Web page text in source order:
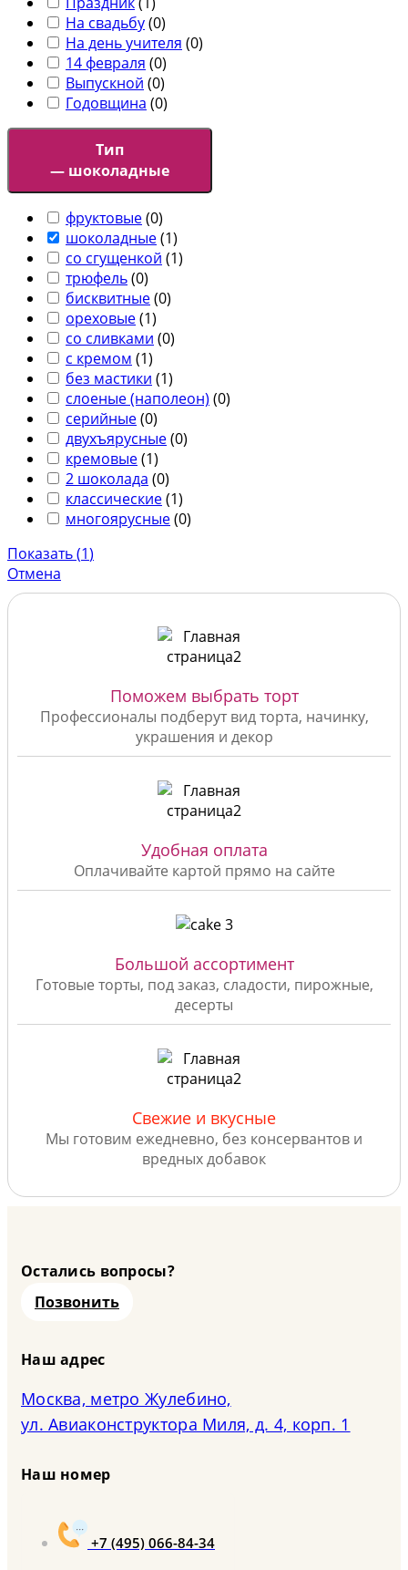
На свадьбу(0)
На день учителя (0)
14 февраля (0)
Выпускной (0)
Годовщина (0)
Тип
— шоколадные
фруктовые(0)
шоколадные(1)
со сгущенкой (1)
трюфель(0)
бисквитные(0)
ореховые(1)
со сливками (0)
с кремом (1)
без мастики (1)
слоеные (наполеон) (0)
серийные(0)
двухъярусные(0)
кремовые(1)
2 шоколада (0)
классические(1)
многоярусные(0)
Показать(1)
Отмена
Поможем выбрать торт
Профессионалы подберут вид торта, начинку,
украшения и декор
Удобная оплата
Оплачивайте картой прямо на сайте
Большой ассортимент
Готовые торты, под заказ, сладости, пирожные,
десерты
Свежие и вкусные
Мы готовим ежедневно, без консервантов и
вредных добавок
Остались вопросы?
Позвонить
Наш адрес
Москва, метро Жулебино,
ул. Авиаконструктора Миля, д. 4, корп. 1
Наш номер
+7 (495) 066-84-34